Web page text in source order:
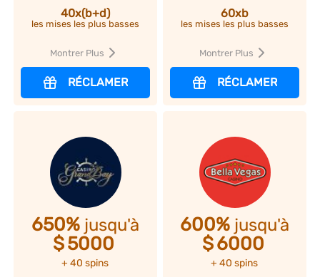
40x(b+d)
les mises les plus basses
Montrer Plus
RÉCLAMER
60xb
les mises les plus basses
Montrer Plus
RÉCLAMER
650%jusqu'à
$5000
+ 40 spins
600%jusqu'à
$6000
+ 40 spins